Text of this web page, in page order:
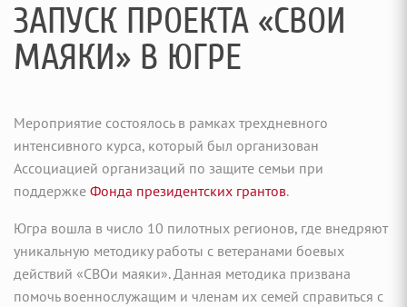
ЗАПУСК ПРОЕКТА «СВОИ
МАЯКИ» В ЮГРЕ
Мероприятие состоялось в рамках трехдневного
интенсивного курса, который был организован
Ассоциацией организаций по защите семьи при
поддержке Фонда президентских грантов.
Югра вошла в число 10 пилотных регионов, где внедряют
уникальную методику работы с ветеранами боевых
действий «СВОи маяки». Данная методика призвана
помочь военнослужащим и членам их семей справиться с